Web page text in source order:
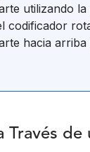
utilizando
codificador
hacia arriba
Través de